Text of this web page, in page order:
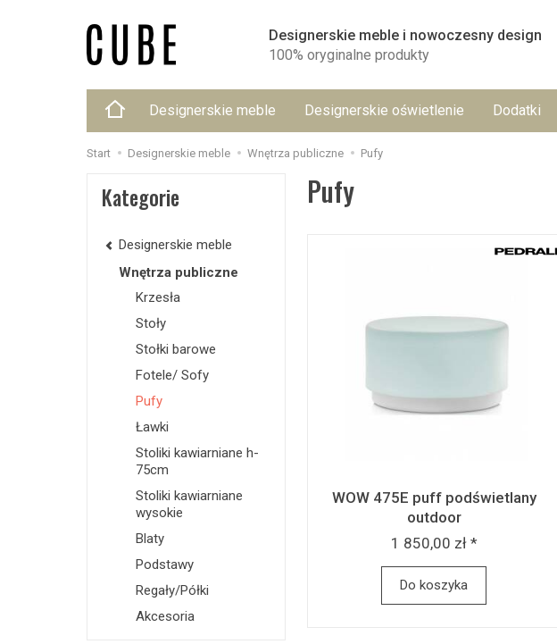
Designerskie meble i nowoczesny design
100% oryginalne produkty
Designerskie meble Designerskie oświetlenie Dodatki
Start Designerskie meble Wnętrza publiczne Pufy
Pufy
WOW 475E puff podświetlany
outdoor
1 850,00 zł *
Do koszyka
Kategorie
Designerskie meble
Wnętrza publiczne
Krzesła
Stoły
Stołki barowe
Fotele/ Sofy
Pufy
Ławki
Stoliki kawiarniane h-
75cm
Stoliki kawiarniane
wysokie
Blaty
Podstawy
Regały/Półki
Akcesoria